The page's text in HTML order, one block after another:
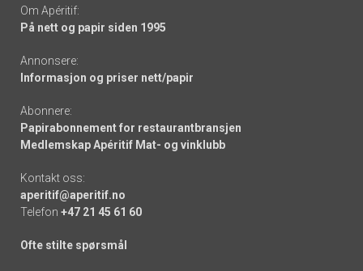
Om Apéritif:
På nett og papir siden 1995
Annonsere:
Informasjon og priser nett/papir
Abonnere:
Papirabonnement for restaurantbransjen
Medlemskap Apéritif Mat- og vinklubb
Kontakt oss:
aperitif@aperitif.no
Telefon +47 21 45 61 60
Ofte stilte spørsmål